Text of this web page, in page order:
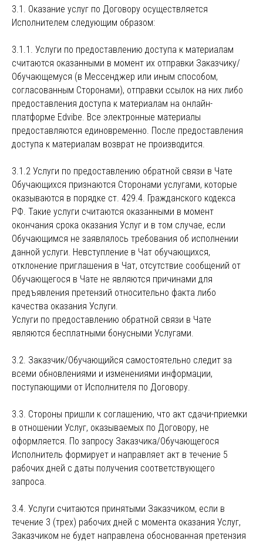
3.1. Оказание услуг по Договору осуществляется
Исполнителем следующим образом:
3.1.1. Услуги по предоставлению доступа к материалам
считаются оказанными в момент их отправки Заказчику/
Обучающемуся (в Мессенджер или иным способом,
согласованным Сторонами), отправки ссылок на них либо
предоставления доступа к материалам на онлайн-
платформе Edvibe. Все электронные материалы
предоставляются единовременно. После предоставления
доступа к материалам возврат не производится.
3.1.2 Услуги по предоставлению обратной связи в Чате
Обучающихся признаются Сторонами услугами, которые
оказываются в порядке ст. 429.4. Гражданского кодекса
РФ. Такие услуги считаются оказанными в момент
окончания срока оказания Услуг и в том случае, если
Обучающимся не заявлялось требования об исполнении
данной услуги. Невступление в Чат обучающихся,
отклонение приглашения в Чат, отсутствие сообщений от
Обучающегося в Чате не являются причинами для
предъявления претензий относительно факта либо
качества оказания Услуги.
Услуги по предоставлению обратной связи в Чате
являются бесплатными бонусными Услугами.
3.2. Заказчик/Обучающийся самостоятельно следит за
всеми обновлениями и изменениями информации,
поступающими от Исполнителя по Договору.
3.3. Стороны пришли к соглашению, что акт сдачи-приемки
в отношении Услуг, оказываемых по Договору, не
оформляется. По запросу Заказчика/Обучающегося
Исполнитель формирует и направляет акт в течение 5
рабочих дней с даты получения соответствующего
запроса.
3.4. Услуги считаются принятыми Заказчиком, если в
течение 3 (трех) рабочих дней с момента оказания Услуг,
Заказчиком не будет направлена обоснованная претензия